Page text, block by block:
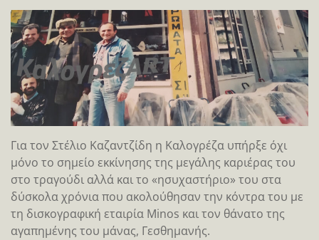
Για τον Στέλιο Καζαντζίδη η Καλογρέζα υπήρξε όχι
μόνο το σημείο εκκίνησης της μεγάλης καριέρας του
στο τραγούδι αλλά και το «ησυχαστήριο» του στα
δύσκολα χρόνια που ακολούθησαν την κόντρα του με
τη δισκογραφική εταιρία Minos και τον θάνατο της
αγαπημένης του μάνας, Γεσθημανής.